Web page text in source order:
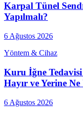
Karpal Tünel
Yapılmalı?
6 Ağustos 2026
Yöntem & Cihaz
Kuru İğne
Hayır ve Yerine
6 Ağustos 2026